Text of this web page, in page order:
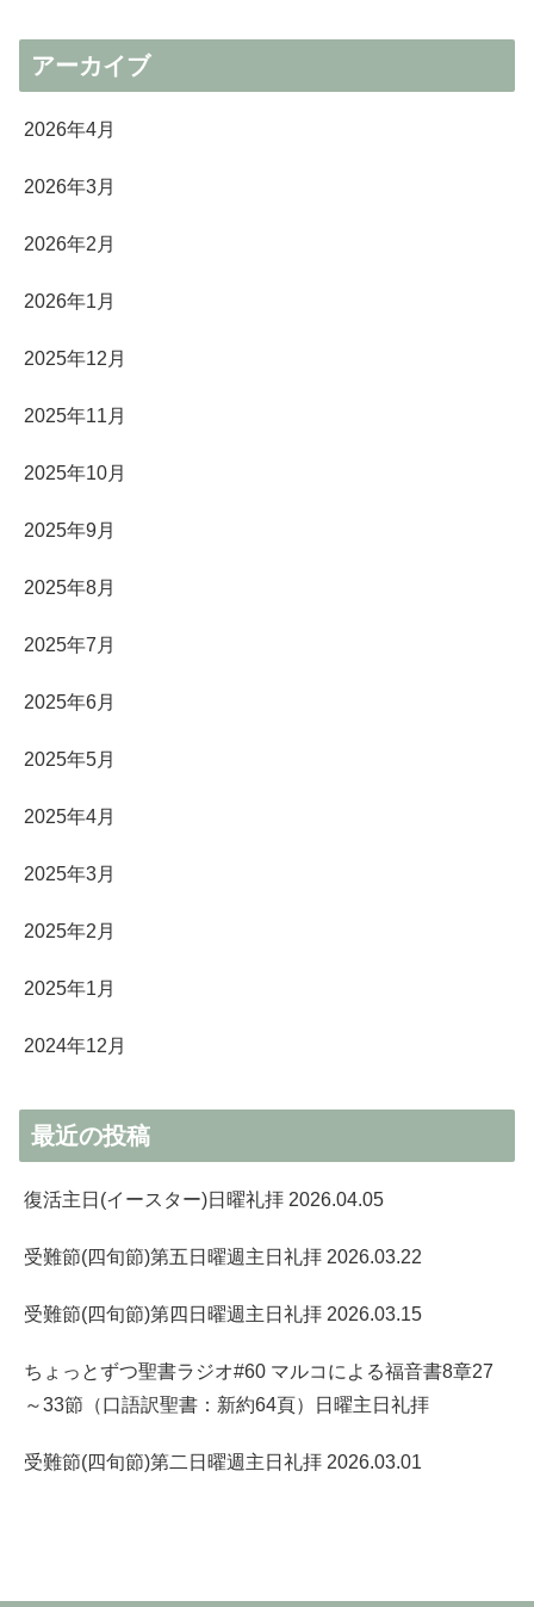
アーカイブ
2026年4月
2026年3月
2026年2月
2026年1月
2025年12月
2025年11月
2025年10月
2025年9月
2025年8月
2025年7月
2025年6月
2025年5月
2025年4月
2025年3月
2025年2月
2025年1月
2024年12月
最近の投稿
復活主日(イースター)日曜礼拝 2026.04.05
受難節(四旬節)第五日曜週主日礼拝 2026.03.22
受難節(四旬節)第四日曜週主日礼拝 2026.03.15
ちょっとずつ聖書ラジオ#60 マルコによる福音書8章27
～33節（口語訳聖書：新約64頁）日曜主日礼拝
受難節(四旬節)第二日曜週主日礼拝 2026.03.01